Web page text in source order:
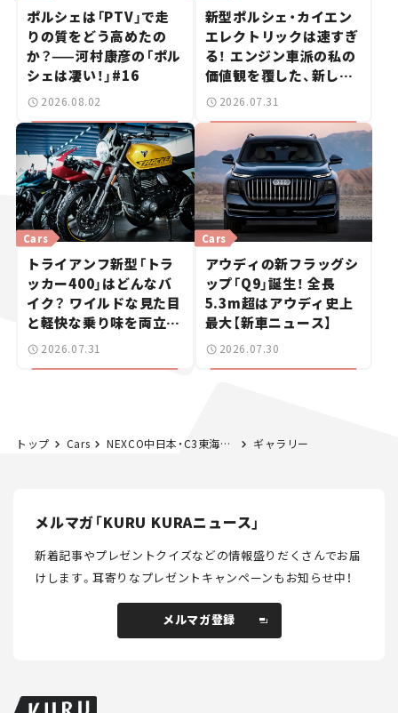
ポルシェは「PTV」で走
りの質をどう高めたの
か？——河村康彦の「ポル
シェは凄い！」#16
2026.08.02
新型ポルシェ・カイエン
エレクトリックは速すぎ
る！ エンジン車派の私の
価値観を覆した、新しい
ポルシェの走り。
2026.07.31
トライアンフ新型「トラ
ッカー400」はどんなバ
イク？ ワイルドな見た目
と軽快な乗り味を両立し
た400ccフラットトラッ
Cars
2026.07.31
アウディの新フラッグシ
ップ「Q9」誕生！ 全長
5.3m超はアウディ史上
最大【新車ニュース】
Cars
2026.07.30
トップ Cars NEXCO中日本・C3東海環状道の大野神戸IC～大垣西ICが開通 ギャラリー
メルマガ「KURU KURAニュース」
新着記事やプレゼントクイズなどの情報盛りだくさんでお届
けします。耳寄りなプレゼントキャンペーンもお知らせ中！
メルマガ登録